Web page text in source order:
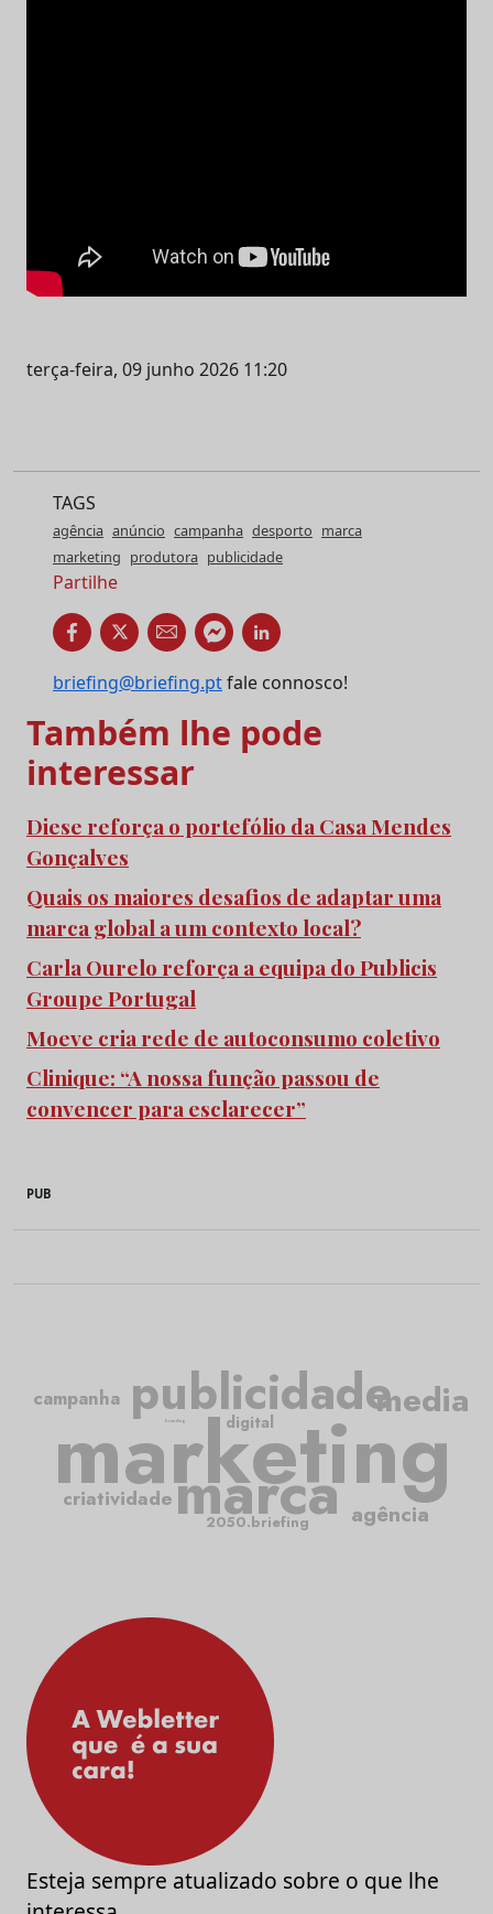
terça-feira, 09 junho 2026 11:20
TAGS
agência anúncio campanha desporto marca
marketing produtora publicidade
Partilhe
briefing@briefing.ptfale connosco!
Também lhe pode
interessar
Diese reforça o portefólio da Casa Mendes
Gonçalves
Quais os maiores desafios de adaptar uma
marca global a um contexto local?
Carla Ourelo reforça a equipa do Publicis
Groupe Portugal
Moeve cria rede de autoconsumo coletivo
Clinique: “A nossa função passou de
convencer para esclarecer”
PUB
marketing
publicidade
marca
criatividade
campanha media
agência
digital
2050.briefing
branding
Esteja sempre atualizado sobre o que lhe